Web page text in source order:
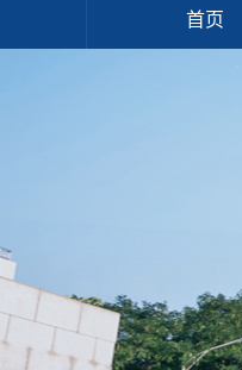
首页